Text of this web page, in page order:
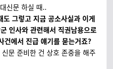
신문 하실 때..
그렇고 지금 공소사실과 이게
인사와 관련해서 직권남용으로
건에서 진급 얘기를 묻는거죠?
문 준비한 건 상호 존중을 해주